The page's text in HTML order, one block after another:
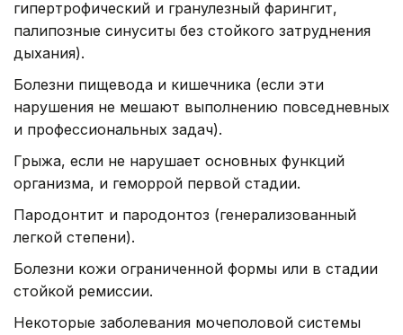
гипертрофический и гранулезный фарингит,
палипозные синуситы без стойкого затруднения
дыхания).
Болезни пищевода и кишечника (если эти
нарушения не мешают выполнению повседневных
и профессиональных задач).
Грыжа, если не нарушает основных функций
организма, и геморрой первой стадии.
Пародонтит и пародонтоз (генерализованный
легкой степени).
Болезни кожи ограниченной формы или в стадии
стойкой ремиссии.
Некоторые заболевания мочеполовой системы